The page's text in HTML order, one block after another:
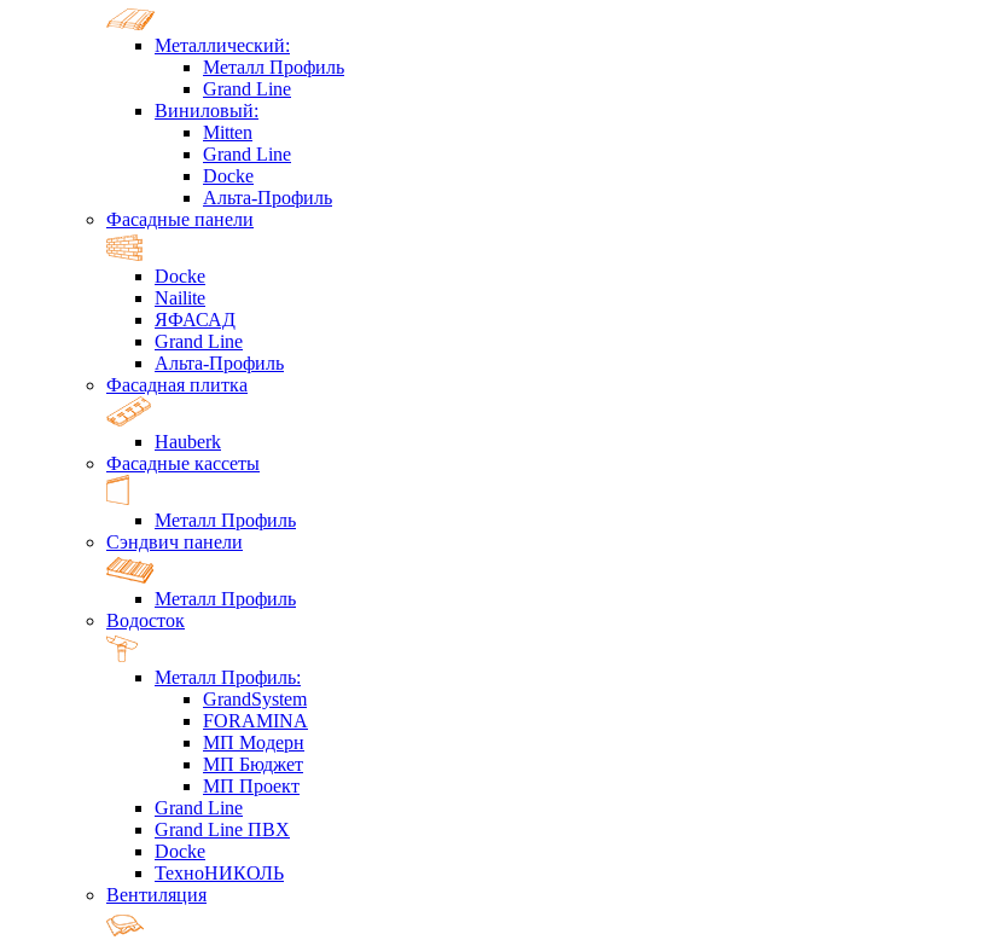
Металлический:
Металл Профиль
Grand Line
Виниловый:
Mitten
Grand Line
Docke
Альта-Профиль
Фасадные панели
Docke
Nailite
ЯФАСАД
Grand Line
Альта-Профиль
Фасадная плитка
Hauberk
Фасадные кассеты
Металл Профиль
Сэндвич панели
Металл Профиль
Водосток
Металл Профиль:
GrandSystem
FORAMINA
МП Модерн
МП Бюджет
МП Проект
Grand Line
Grand Line ПВХ
Docke
ТехноНИКОЛЬ
Вентиляция